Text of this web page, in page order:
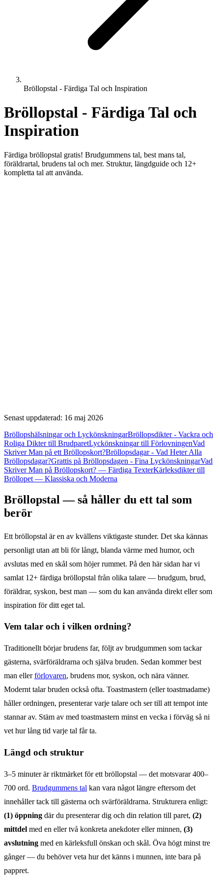
Bröllopstal - Färdiga Tal och Inspiration
Bröllopstal - Färdiga Tal och
Inspiration
Färdiga bröllopstal gratis! Brudgummens tal, best mans tal,
föräldrartal, brudens tal och mer. Struktur, längdguide och 12+
kompletta tal att använda.
Senast uppdaterad: 16 maj 2026
Bröllopshälsningar och LyckönskningarBröllopsdikter - Vackra och
Roliga Dikter till BrudparetLyckönskningar till FörlovningenVad
Skriver Man på ett Bröllopskort?Bröllopsdagar - Vad Heter Alla
Bröllopsdagar?Grattis på Bröllopsdagen - Fina LyckönskningarVad
Skriver Man på Bröllopskort? — Färdiga TexterKärleksdikter till
Bröllopet — Klassiska och Moderna
Bröllopstal — så håller du ett tal som
berör
Ett bröllopstal är en av kvällens viktigaste stunder. Det ska kännas
personligt utan att bli för långt, blanda värme med humor, och
avslutas med en skål som höjer rummet. På den här sidan har vi
samlat 12+ färdiga bröllopstal från olika talare — brudgum, brud,
föräldrar, syskon, best man — som du kan använda direkt eller som
inspiration för ditt eget tal.
Vem talar och i vilken ordning?
Traditionellt börjar brudens far, följt av brudgummen som tackar
gästerna, svärföräldrarna och själva bruden. Sedan kommer best
man ellerförlovaren, brudens mor, syskon, och nära vänner.
Modernt talar bruden också ofta. Toastmastern (eller toastmadame)
håller ordningen, presenterar varje talare och ser till att tempot inte
stannar av. Stäm av med toastmastern minst en vecka i förväg så ni
vet hur lång tid varje tal får ta.
Längd och struktur
3–5 minuter är riktmärket för ett bröllopstal — det motsvarar 400–
700 ord. Brudgummens tal kan vara något längre eftersom det
innehåller tack till gästerna och svärföräldrarna. Strukturera enligt:
(1) öppning där du presenterar dig och din relation till paret, (2)
mittdel med en eller två konkreta anekdoter eller minnen, (3)
avslutning med en kärleksfull önskan och skål. Öva högt minst tre
gånger — du behöver veta hur det känns i munnen, inte bara på
pappret.